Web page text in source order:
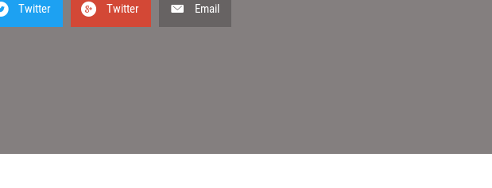
Twitter Twitter Email